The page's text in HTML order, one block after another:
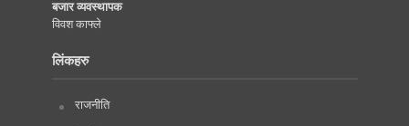
बजार व्यवस्थापक
विवश काफ्ले
लिंकहरु
राजनीति